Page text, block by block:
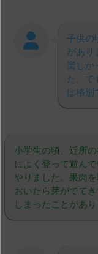
子供の
があり
楽しか
た。で
は格別
小学生の頃、近所
によく登って遊ん
やりました。果肉
おいたら芽がでて
しまったことがあり